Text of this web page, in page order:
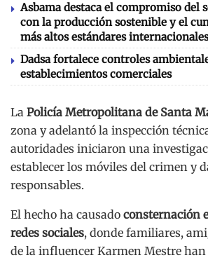
Asbama destaca el compromiso del
con la producción sostenible y el
más altos estándares internacionales
Dadsa fortalece controles
establecimientos comerciales
La Policía Metropolitana de Santa
zona y adelantó la inspección
autoridades iniciaron una
establecer los móviles del crimen y
responsables.
El hecho ha causado consternación
redes sociales, donde familiares,
de la influencer Karmen Mestre han